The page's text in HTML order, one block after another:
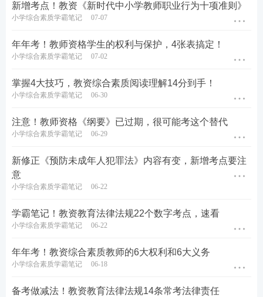
新增考点！教资《新时代中小学教师职业行为十项准则》
小学综合素质学霸笔记 07-07
年年考！教师资格学生的权利与保护，4张表搞定！
小学综合素质学霸笔记 07-02
掌握4大技巧，教资综合素质阅读理解14分到手！
小学综合素质学霸笔记 06-30
注意！教师资格《纲要》已过期，很可能考这个替代
小学综合素质学霸笔记 06-29
新修正《预防未成年人犯罪法》内容有变，新增考点要注
意
小学综合素质学霸笔记 06-22
学霸笔记！教资教育法律法规22个数字考点，速看
小学综合素质学霸笔记 06-22
年年考！教资综合素质教师的6大权利和6大义务
小学综合素质学霸笔记 06-18
备考做减法！教资教育法律法规14条常考法律责任